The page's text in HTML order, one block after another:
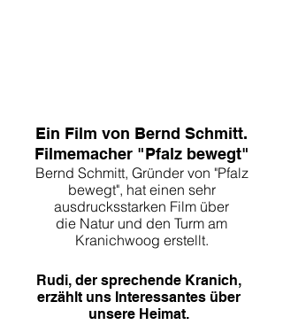
Ein Film von Bernd Schmitt.
Filmemacher "Pfalz bewegt"
Bernd Schmitt, Gründer von "Pfalz
bewegt", hat einen sehr
ausdrucksstarken Film über
die Natur und den Turm am
Kranichwoog erstellt.
Rudi, der sprechende Kranich,
erzählt uns Interessantes über
unsere Heimat.